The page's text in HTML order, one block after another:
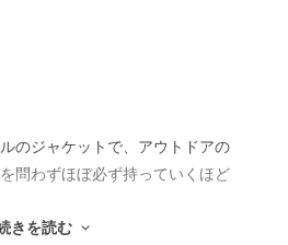
のジャケットで、アウトドアの
問わずほぼ必ず持っていくほど
、山の中で変わりやすい天候に
きを読む